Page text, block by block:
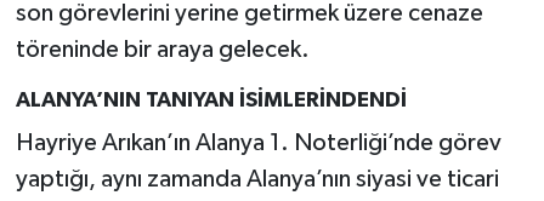
son görevlerini yerine getirmek üzere cenaze
töreninde bir araya gelecek.
ALANYA’NIN TANIYAN İSİMLERİNDENDİ
Hayriye Arıkan’ın Alanya 1. Noterliği’nde görev
yaptığı, aynı zamanda Alanya’nın siyasi ve ticari